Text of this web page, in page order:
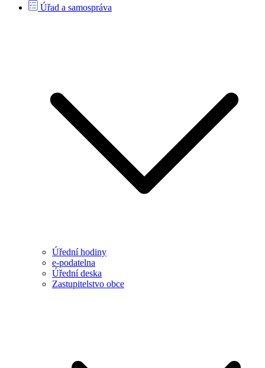
Úřad a samospráva
Úřední hodiny
e-podatelna
Úřední deska
Zastupitelstvo obce